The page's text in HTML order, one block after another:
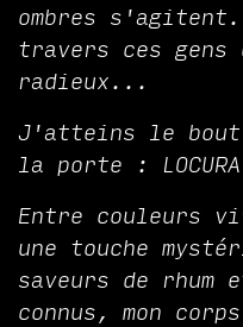
ombres
travers ces gens
radieux...
J'atteins le
la porte :
Entre couleurs
une touche
saveurs de
connus, mon